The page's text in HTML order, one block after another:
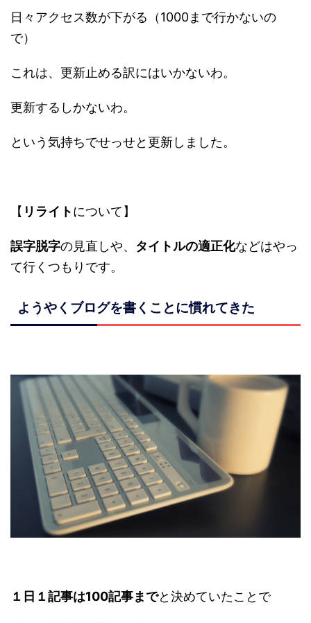
日々アクセス数が下がる（1000まで行かないの
で）
これは、更新止める訳にはいかないわ。
更新するしかないわ。
という気持ちでせっせと更新しました。
【 リライトについて】
誤字脱字の見直しや、 タイトルの適正化などはやっ
て行くつもりです。
ようやくブログを書くことに慣れてきた
１日１記事は100記事までと決めていたことで